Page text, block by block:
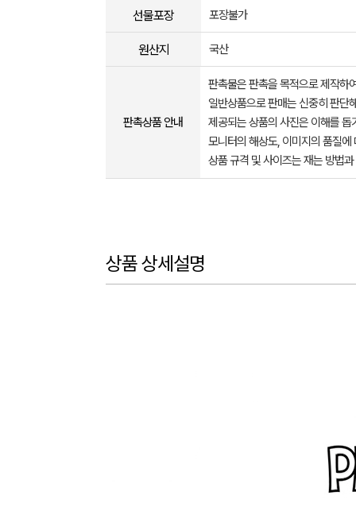
선물포장 포장불가
원산지 국산
판촉상품 안내
판촉물은 판촉을 목적으로 제작하
일반상품으로 판매는 신중히 판단
제공되는 상품의 사진은 이해를
모니터의 해상도, 이미지의 품질
상품 규격 및 사이즈는 재는 방법
상품 상세설명